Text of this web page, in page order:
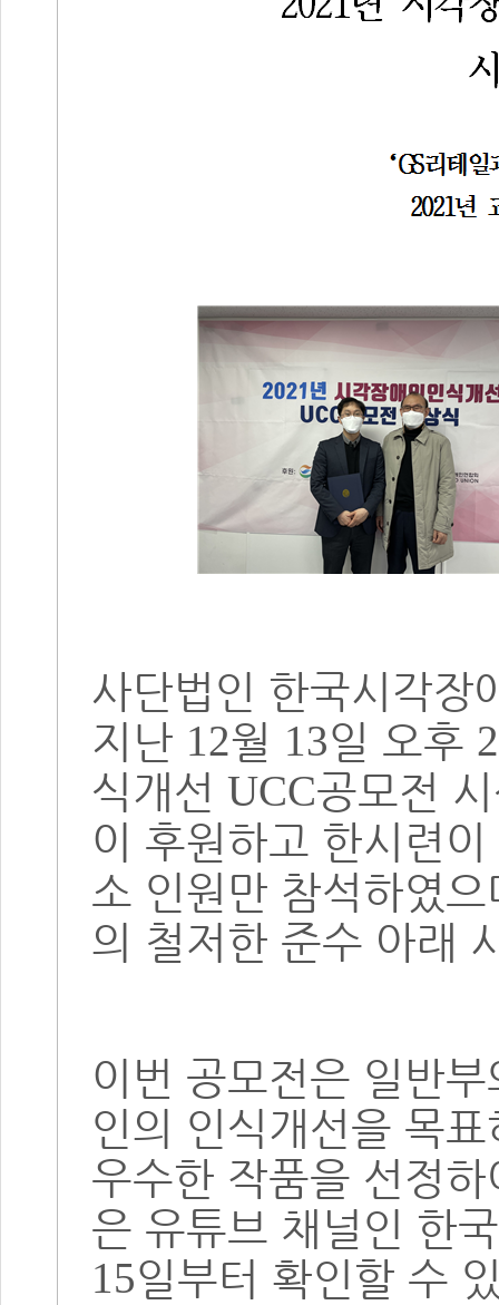
사단법인 한국시각장
지난 12월 13일 오후 2
식개선 UCC공모전
이 후원하고 한시련
소 인원만 참석하였
의 철저한 준수 아래
이번 공모전은 일반
인의 인식개선을 목
우수한 작품을 선정
은 유튜브 채널인 한
15일부터 확인할 수